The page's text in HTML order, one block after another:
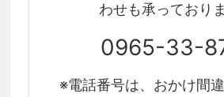
わせも承っておりま
0965-33-
※電話番号は、おかけ間